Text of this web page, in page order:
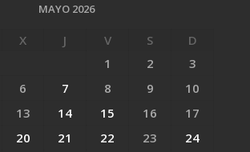
MAYO 2026
X J V S
D
1
2
3
6 7 8 9
10
13 14 15 16
17
20 21 22 23
24